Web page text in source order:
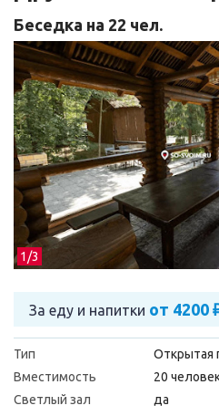
1/3
Беседка на 22 чел.
За еду и напитки от 4200
Тип
Открытая
Вместимость
20
Светлый зал
да